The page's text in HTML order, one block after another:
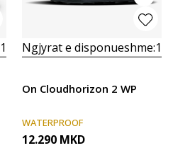
1 Ngjyrat e disponueshme:1
On Cloudhorizon 2 WP
WATERPROOF
12.290 MKD